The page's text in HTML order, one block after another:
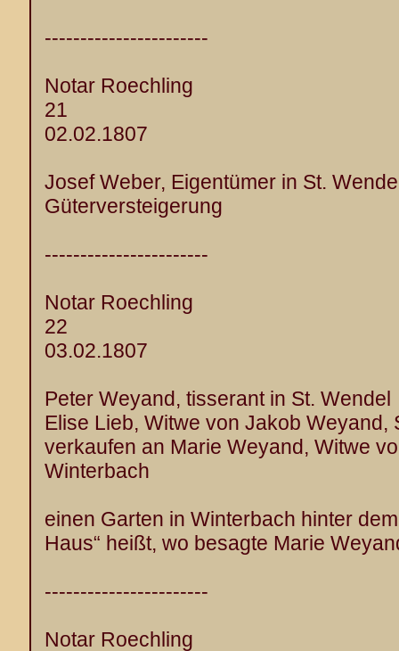
-----------------------
Notar Roechling
21
02.02.1807
Josef Weber, Eigentümer in St.
Güterversteigerung
-----------------------
Notar Roechling
22
03.02.1807
Peter Weyand, tisserant in St. Wendel
Elise Lieb, Witwe von Jakob Weyand,
verkaufen an Marie Weyand, Witwe
Winterbach
einen Garten in Winterbach hinter
Haus“ heißt, wo besagte Marie
-----------------------
Notar Roechling